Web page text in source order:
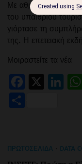
Με αθρόα συμμετοχή
του υπαίθριου
γιόρτασε τη
της. Η επετειακή
Μοιραστείτε τα νέα
X
ΠΡΩΤΟΣΈΛΙΔΑ DATA